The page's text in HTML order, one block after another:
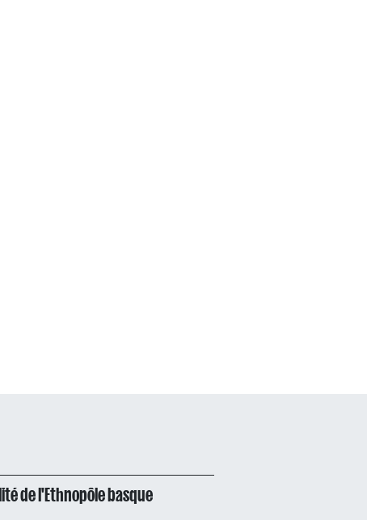
de l'Ethnopôle basque